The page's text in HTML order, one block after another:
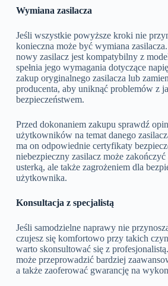
Wymiana zasilacza
Jeśli wszystkie powyższe kroki nie
konieczna może być wymiana
nowy zasilacz jest kompatybilny z
spełnia jego wymagania dotyczące
zakup oryginalnego zasilacza lub
producenta, aby uniknąć problemów z
bezpieczeństwem.
Przed dokonaniem zakupu sprawdź
użytkowników na temat danego
ma on odpowiednie certyfikaty
niebezpieczny zasilacz może
usterką, ale także zagrożeniem dla
użytkownika.
Konsultacja z specjalistą
Jeśli samodzielne naprawy nie
czujesz się komfortowo przy takich
warto skonsultować się z
może przeprowadzić bardziej
a także zaoferować gwarancję na